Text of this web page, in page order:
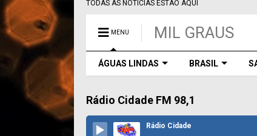
TODAS AS NOTÍCIAS ESTÃO AQUI
MENU MIL GRAUS
ÁGUAS LINDAS BRASIL
Rádio Cidade FM 98,1
Rádio Cidade